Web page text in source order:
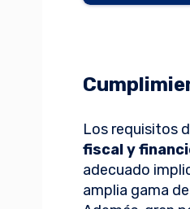
Los requisitos
fiscal y
adecuado
amplia gama de